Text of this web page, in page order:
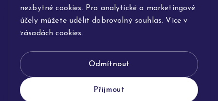
nezbytné cookies. Pro analytické a marketingové
účely můžete udělit dobrovolný souhlas. Více v
zásadách cookies.
Odmítnout
Přijmout
POPIS SLUŽEB
KLENOTNICTVÍ JOLLEO